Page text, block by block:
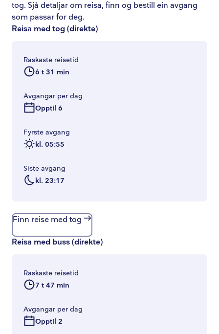
tog. Sjå detaljar om reisa, finn og bestill ein avgang
som passar for deg.
Reisa med tog (direkte)
Raskaste reisetid
6 t 31 min
Avgangar per dag
Opptil 6
Fyrste avgang
kl. 05:55
Siste avgang
kl. 23:17
Finn reise med tog
Reisa med buss (direkte)
Raskaste reisetid
7 t 47 min
Avgangar per dag
Opptil 2